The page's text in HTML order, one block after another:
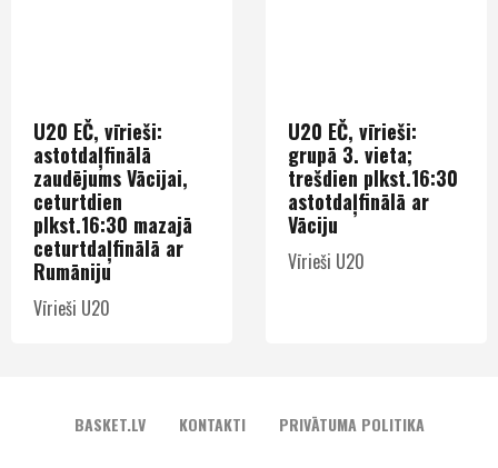
U20 EČ, vīrieši:
astotdaļfinālā
zaudējums Vācijai,
ceturtdien
plkst.16:30 mazajā
ceturtdaļfinālā ar
Rumāniju
Vīrieši U20
U20 EČ, vīrieši:
grupā 3. vieta;
trešdien plkst.16:30
astotdaļfinālā ar
Vāciju
Vīrieši U20
BASKET.LV KONTAKTI PRIVĀTUMA POLITIKA